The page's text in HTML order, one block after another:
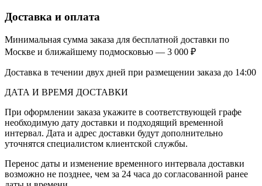
Доставка и оплата
Минимальная сумма заказа для бесплатной доставки по
Москве и ближайшему подмосковью — 3 000 ₽
Доставка в течении двух дней при размещении заказа до 14:00
ДАТА И ВРЕМЯ ДОСТАВКИ
При оформлении заказа укажите в соответствующей графе
необходимую дату доставки и подходящий временной
интервал. Дата и адрес доставки будут дополнительно
уточнятся специалистом клиентской службы.
Перенос даты и изменение временного интервала доставки
возможно не позднее, чем за 24 часа до согласованной ранее